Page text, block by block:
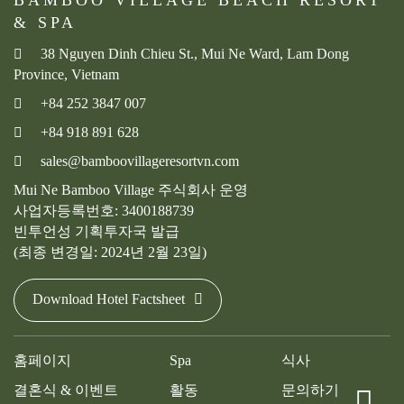
& SPA
38 Nguyen Dinh Chieu St., Mui Ne Ward, Lam Dong
Province, Vietnam
+84 252 3847 007
+84 918 891 628
sales@bamboovillageresortvn.com
Mui Ne Bamboo Village 주식회사 운영
사업자등록번호: 3400188739
빈투언성 기획투자국 발급
(최종 변경일: 2024년 2월 23일)
Download Hotel Factsheet
홈페이지 Spa
식사
결혼식 & 이벤트
활동 문의하기